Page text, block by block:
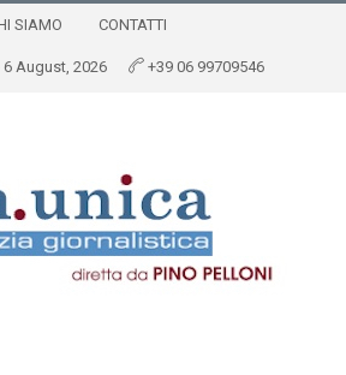
SIAMO CONTATTI
6 August, 2026 +39 06 99709546